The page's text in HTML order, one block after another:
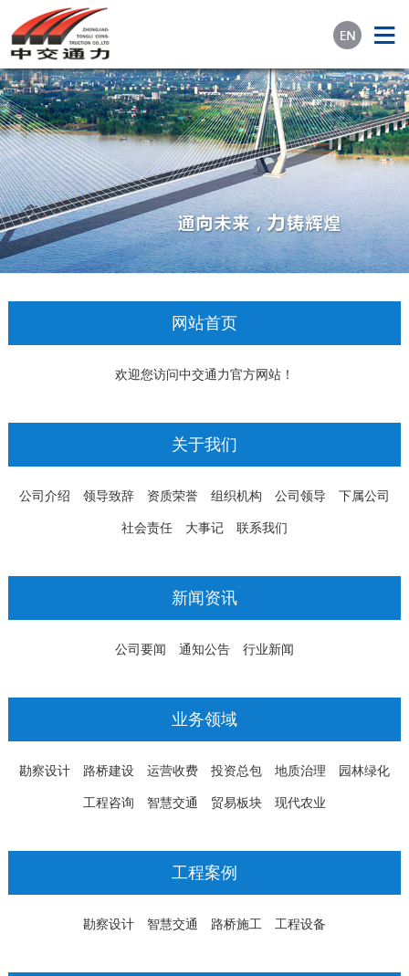
网站首页
欢迎您访问中交通力官方网站！
关于我们
公司介绍 领导致辞 资质荣誉 组织机构 公司领导 下属公司
社会责任 大事记 联系我们
新闻资讯
公司要闻 通知公告 行业新闻
业务领域
勘察设计 路桥建设 运营收费 投资总包 地质治理 园林绿化
工程咨询 智慧交通 贸易板块 现代农业
工程案例
勘察设计 智慧交通 路桥施工 工程设备